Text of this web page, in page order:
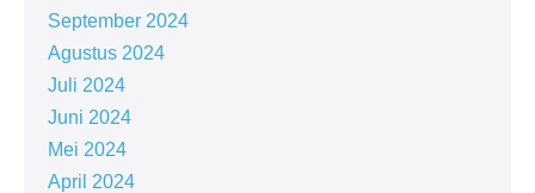
September 2024
Agustus 2024
Juli 2024
Juni 2024
Mei 2024
April 2024